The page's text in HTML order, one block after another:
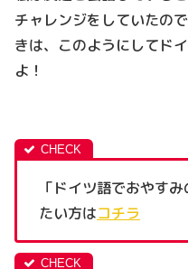
チャレンジをしていたの
きは、このようにしてド
よ！
「ドイツ語でおやす
たい方はコチラ